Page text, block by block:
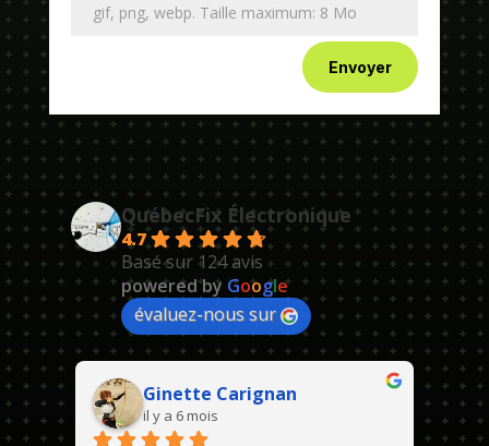
gif, png, webp. Taille maximum: 8 Mo
Envoyer
QuébecFix Électronique
4.7
Basé sur 124 avis
powered by Google
évaluez-nous sur
Ginette Carignan
il y a 6 mois